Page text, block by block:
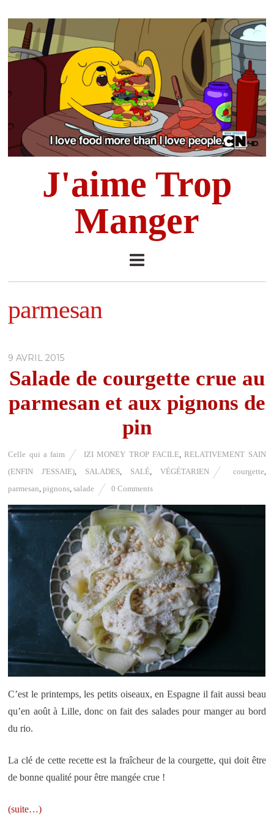
J'aime Trop
Manger
parmesan
9 AVRIL 2015
Salade de courgette crue au
parmesan et aux pignons de
pin
Celle qui a faim IZI MONEY TROP FACILE,RELATIVEMENT SAIN
(ENFIN J'ESSAIE)
SALADES SALÉ, VÉGÉTARIEN courgette
parmesan ,pignons ,salade 0 Comments
C’est le printemps, les petits oiseaux, en Espagne il fait aussi beau
qu’en août à Lille, donc on fait des salades pour manger au bord
du rio.
La clé de cette recette est la fraîcheur de la courgette, qui doit être
de bonne qualité pour être mangée crue !
(suite…)